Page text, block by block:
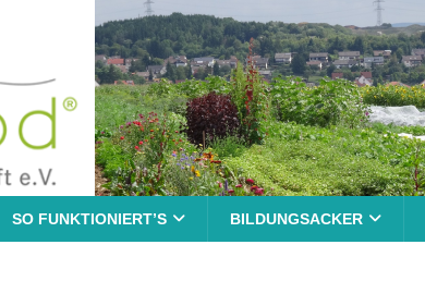
SO FUNKTIONIERT’S BILDUNGSACKER